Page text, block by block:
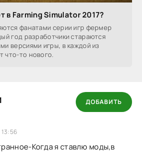
в Farming Simulator 2017?
фанатами серии игр фермер
год разработчики стараются
версиями игры, в каждой из
что-то нового.
ДОБАВИТЬ
13:56
Когда я ставлю моды,в